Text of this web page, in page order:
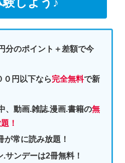
分のポイント＋差額で今
０円以下なら完全無料で新
、動画.雑誌.漫画.書籍の無
！
が常に読み放題！
.サンデーは2冊無料！